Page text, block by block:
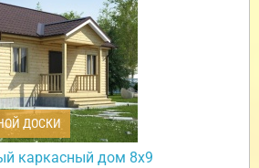
ДОСКИ
каркасный дом 8х9